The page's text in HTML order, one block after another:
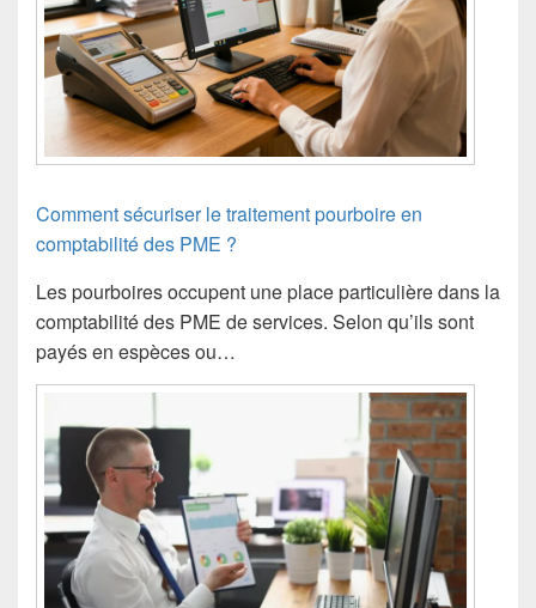
Comment sécuriser le traitement pourboire en
comptabilité des PME ?
Les pourboires occupent une place particulière dans la
comptabilité des PME de services. Selon qu’ils sont
payés en espèces ou…